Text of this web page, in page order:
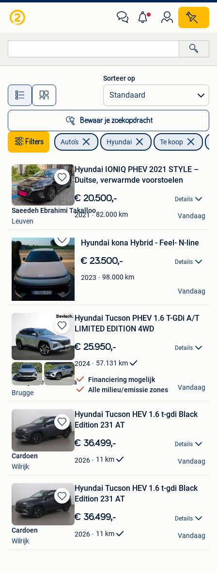
Alle afstanden…
Sorteer op
Bewaar je zoekopdracht
Filters Auto's Hyundai Te koop
Bewaren
in
Mijn
Favorieten
Hyundai IONIQ PHEV 2021 STYLE –
Duitse, verwarmde voorstoelen
€ 20.500,- Details
2021 82.000 km
Saeedeh Ebrahimi Takalloo
Leuven
Vandaag
Bewaren
in
Mijn
Favorieten
Hyundai kona Hybrid - Feel- N-line
€ 23.500,- Details
2023 98.000 km
C T
Bocholt
Vandaag
Bewaren
in
Mijn
Favorieten
Hyundai Tucson PHEV 1.6 T-GDi A/T
LIMITED EDITION 4WD
€ 25.950,- Details
2024 57.131 km
Financiering mogelijk
Alle milieu/emissie zones
Garage Devisch Bvba
Brugge
Vandaag
Bewaren
in
Favorieten
Hyundai Tucson HEV 1.6 t-gdi Black
Edition 231 AT
€ 36.499,- Details
2026 11 km
Cardoen
Wilrijk
Vandaag
Bewaren
in
Favorieten
Hyundai Tucson HEV 1.6 t-gdi Black
Edition 231 AT
€ 36.499,- Details
2026 11 km
Cardoen
Wilrijk
Vandaag